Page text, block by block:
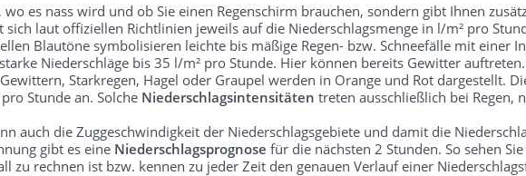
wo es nass wird und ob Sie einen Regenschirm brauchen, sondern gibt Ihnen
laut offiziellen Richtlinien jeweils auf die Niederschlagsmenge in l/m² pro
Blautöne symbolisieren leichte bis mäßige Regen- bzw. Schneefälle mit einer
Niederschläge bis 35 l/m² pro Stunde. Hier können bereits Gewitter
Starkregen, Hagel oder Graupel werden in Orange und Rot dargestellt.
Stunde an. Solche Niederschlagsintensitäten treten ausschließlich bei Regen,
auch die Zuggeschwindigkeit der Niederschlagsgebiete und damit die
gibt es eine Niederschlagsprognose für die nächsten 2 Stunden. So sehen
zu rechnen ist bzw. kennen zu jeder Zeit den genauen Verlauf einer